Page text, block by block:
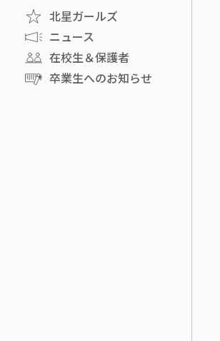
北星ガールズ
ニュース
在校生＆保護者
卒業生へのお知らせ